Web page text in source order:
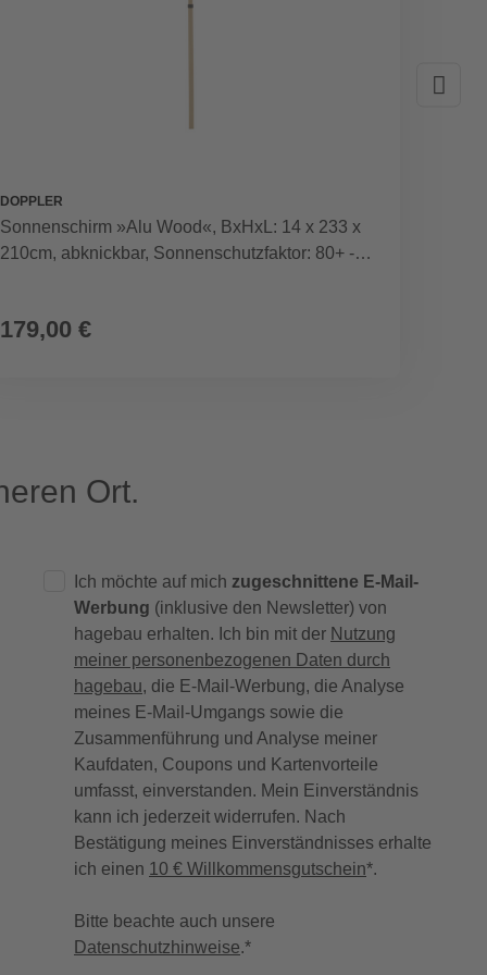
DOPPLER
Sonnenschirm »Alu Wood«, BxHxL: 14 x 233 x
210cm, abknickbar, Sonnenschutzfaktor: 80+ -
179,00 €
Ort.
Ich möchte auf mich zugeschnittene E-Mail-
Werbung (inklusive den Newsletter) von
hagebau erhalten. Ich bin mit der Nutzung
meiner personenbezogenen Daten durch
hagebau, die E-Mail-Werbung, die Analyse
meines E-Mail-Umgangs sowie die
Zusammenführung und Analyse meiner
Kaufdaten, Coupons und Kartenvorteile
umfasst, einverstanden. Mein Einverständnis
kann ich jederzeit widerrufen. Nach
Bestätigung meines Einverständnisses erhalte
ich einen 10 € Willkommensgutschein*.
Bitte beachte auch unsere
Datenschutzhinweise.